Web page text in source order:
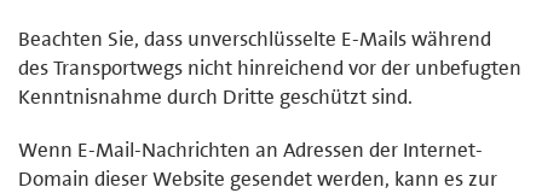
Beachten Sie, dass unverschlüsselte E-Mails während
des Transportwegs nicht hinreichend vor der unbefugten
Kenntnisnahme durch Dritte geschützt sind.
Wenn E-Mail-Nachrichten an Adressen der Internet-
Domain dieser Website gesendet werden, kann es zur